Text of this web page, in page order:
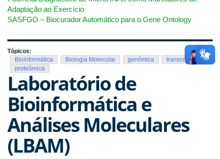
Adaptação ao Exercício
SASFGO – Biocurador Automático para o Gene Ontology
Tópicos:
Bioinformática
Biologia Molecular genômica
transcriptômica
proteômica
Laboratório de
Bioinformática e
Análises Moleculares
(LBAM)